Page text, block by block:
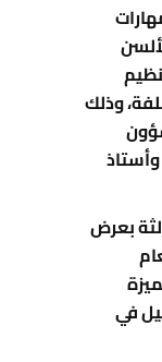
وذلك
بعرض
في